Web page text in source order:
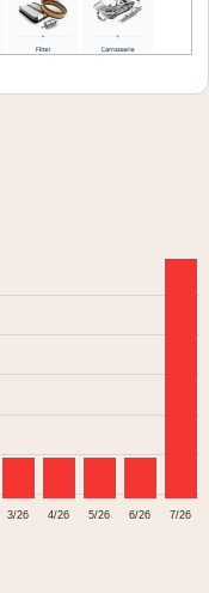
3/26 4/26 5/26 6/26 7/26